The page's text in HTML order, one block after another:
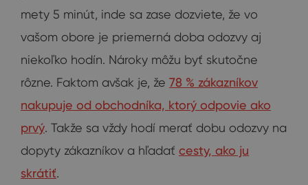
mety 5 minút, inde sa zase dozviete, že vo
vašom obore je priemerná doba odozvy aj
niekoľko hodín. Nároky môžu byť skutočne
rôzne. Faktom avšak je, že 78 % zákazníkov
nakupuje od obchodníka, ktorý odpovie ako
prvý. Takže sa vždy hodí merať dobu odozvy na
dopyty zákazníkov a hľadať cesty, ako ju
skrátiť.